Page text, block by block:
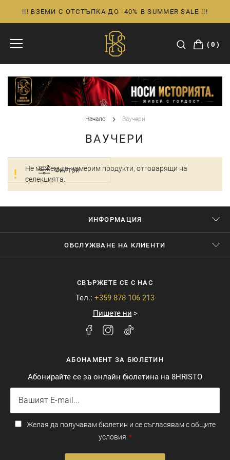
Прескачане
към
съдържанието
!!! ВЗЕМИ С ОТСТЪПКА ДО -40% В SUMMER SALE !!!
0
Начало Ваучери
ВАУЧЕРИ
Филтри
Не можем да намерим продукти, отговарящи на
селекцията.
ИНФОРМАЦИЯ
ОБСЛУЖВАНЕ НА КЛИЕНТИ
СВЪРЖЕТЕ СЕ С НАС
Тел.: +359 878 106 213
Пишете ни
АБОНАМЕНТ ЗА БЮЛЕТИН
Абонирайте се за онлайн бюлетина на 8HRISTO
Желая да получавам бюлетин и се съгласявам с общите
условия.